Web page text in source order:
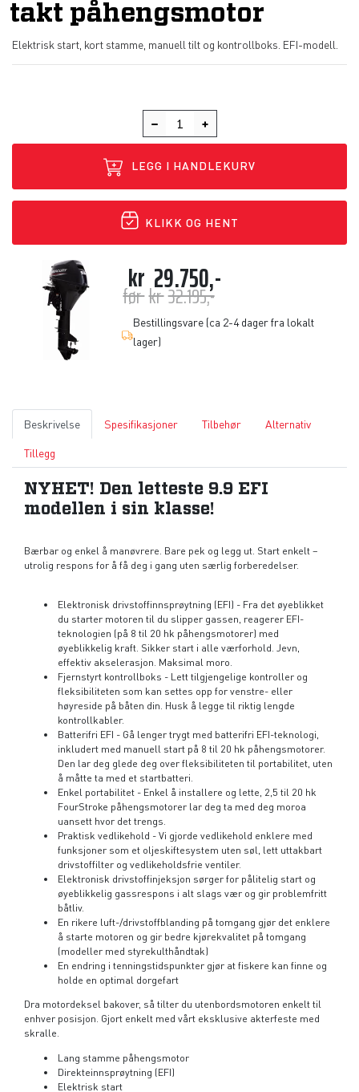
takt påhengsmotor
Elektrisk start, kort stamme, manuell tilt og kontrollboks. EFI-modell.
LEGG I HANDLEKURV
KLIKK OG HENT
kr 29.750,-
førkr32.195,-
Bestillingsvare (ca 2-4 dager fra lokalt
lager)
Beskrivelse Spesifikasjoner Tilbehør
Alternativ
Tillegg
NYHET! Den letteste 9.9 EFI
modellen i sin klasse!
Bærbar og enkel å manøvrere. Bare pek og legg ut. Start enkelt –
utrolig respons for å få deg i gang uten særlig forberedelser.
Elektronisk drivstoffinnsprøytning (EFI) - Fra det øyeblikket
du starter motoren til du slipper gassen, reagerer EFI-
teknologien (på 8 til 20 hk påhengsmotorer) med
øyeblikkelig kraft. Sikker start i alle værforhold. Jevn,
effektiv akselerasjon. Maksimal moro.
Fjernstyrt kontrollboks - Lett tilgjengelige kontroller og
fleksibiliteten som kan settes opp for venstre- eller
høyreside på båten din. Husk å legge til riktig lengde
kontrollkabler.
Batterifri EFI - Gå lenger trygt med batterifri EFI-teknologi,
inkludert med manuell start på 8 til 20 hk påhengsmotorer.
Den lar deg glede deg over fleksibiliteten til portabilitet, uten
å måtte ta med et startbatteri.
Enkel portabilitet - Enkel å installere og lette, 2,5 til 20 hk
FourStroke påhengsmotorer lar deg ta med deg moroa
uansett hvor det trengs.
Praktisk vedlikehold - Vi gjorde vedlikehold enklere med
funksjoner som et oljeskiftesystem uten søl, lett uttakbart
drivstoffilter og vedlikeholdsfrie ventiler.
Elektronisk drivstoffinjeksjon sørger for pålitelig start og
øyeblikkelig gassrespons i alt slags vær og gir problemfritt
båtliv.
En rikere luft-/drivstoffblanding på tomgang gjør det enklere
å starte motoren og gir bedre kjørekvalitet på tomgang
(modeller med styrekulthåndtak)
En endring i tenningstidspunkter gjør at fiskere kan finne og
holde en optimal dorgefart
Dra motordeksel bakover, så tilter du utenbordsmotoren enkelttil
enhver posisjon. Gjort enkelt med vårt eksklusive akterfeste med
skralle.
Lang stamme påhengsmotor
Direkteinnsprøytning (EFI)
Elektrisk start